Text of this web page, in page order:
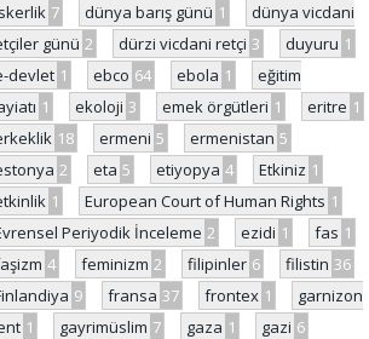
7 dünya barış günü 1
dünya vicdani
günü 2 dürzi vicdani retçi 3 duyuru 1
devlet 1 ebco 64 ebola 1
eğitim
1 ekoloji 3 emek örgütleri 1 eritre 1
18 ermeni 5 ermenistan 5
2 eta 5 etiyopya 4 Etkiniz 1
1 European Court of Human Rights 1
Periyodik İnceleme 2 ezidi 1 fas 1
4 feminizm 2 filipinler 6 filistin 36
9 fransa 37 frontex 1
garnizon
1 gayrimüslim 7 gaza 1 gazi 6